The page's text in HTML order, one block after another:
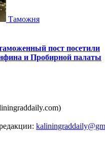
Таможня
пост посетили
и Пробирной палаты